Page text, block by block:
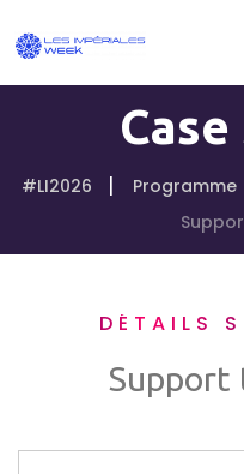
#LI2026 Programme
DÉTAILS
Support